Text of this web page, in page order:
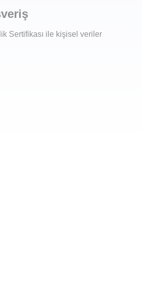
Sertifikası ile kişisel veriler